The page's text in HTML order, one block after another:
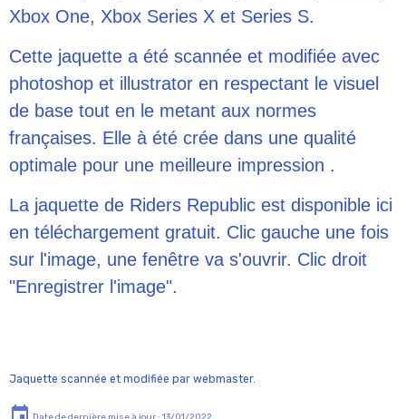
Xbox One, Xbox Series X et Series S.
Cette jaquette a été scannée et modifiée avec
photoshop et illustrator en respectant le visuel
de base tout en le metant aux normes
françaises. Elle à été crée dans une qualité
optimale pour une meilleure impression .
La jaquette de Riders Republic est disponible ici
en téléchargement gratuit. Clic gauche une fois
sur l'image, une fenêtre va s'ouvrir. Clic droit
"Enregistrer l'image".
Jaquette scannée et modifiée par webmaster.
Date de dernière mise à jour : 13/01/2022